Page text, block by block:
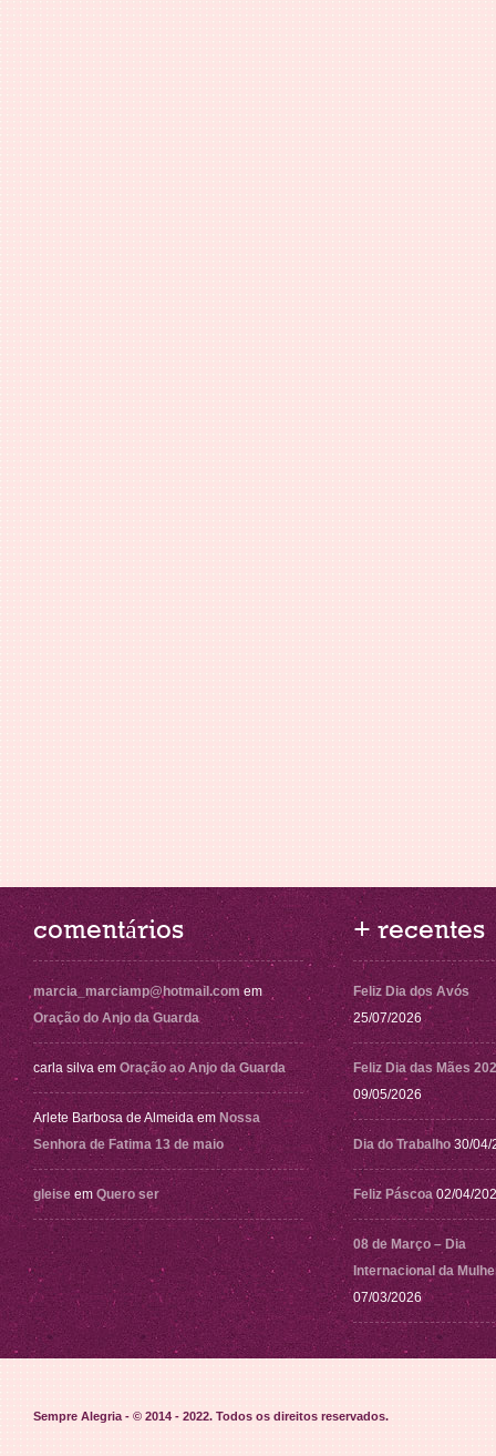
comentários
marcia_marciamp@hotmail.com em
Oração do Anjo da Guarda
carla silva em Oração ao Anjo da Guarda
Arlete Barbosa de Almeida em Nossa
Senhora de Fatima 13 de maio
gleise em Quero ser
+ recentes
Feliz Dia dos Avós
25/07/2026
Feliz Dia das Mães
09/05/2026
Dia do Trabalho 30/04/
Feliz Páscoa 02/04/
08 de Março – Dia
Internacional da
07/03/2026
Sempre Alegria - © 2014 - 2022. Todos os direitos reservados.